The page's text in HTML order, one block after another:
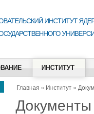
ИНСТИТУТ
ИНСТИТУТ
Главная » Институт »
Документы